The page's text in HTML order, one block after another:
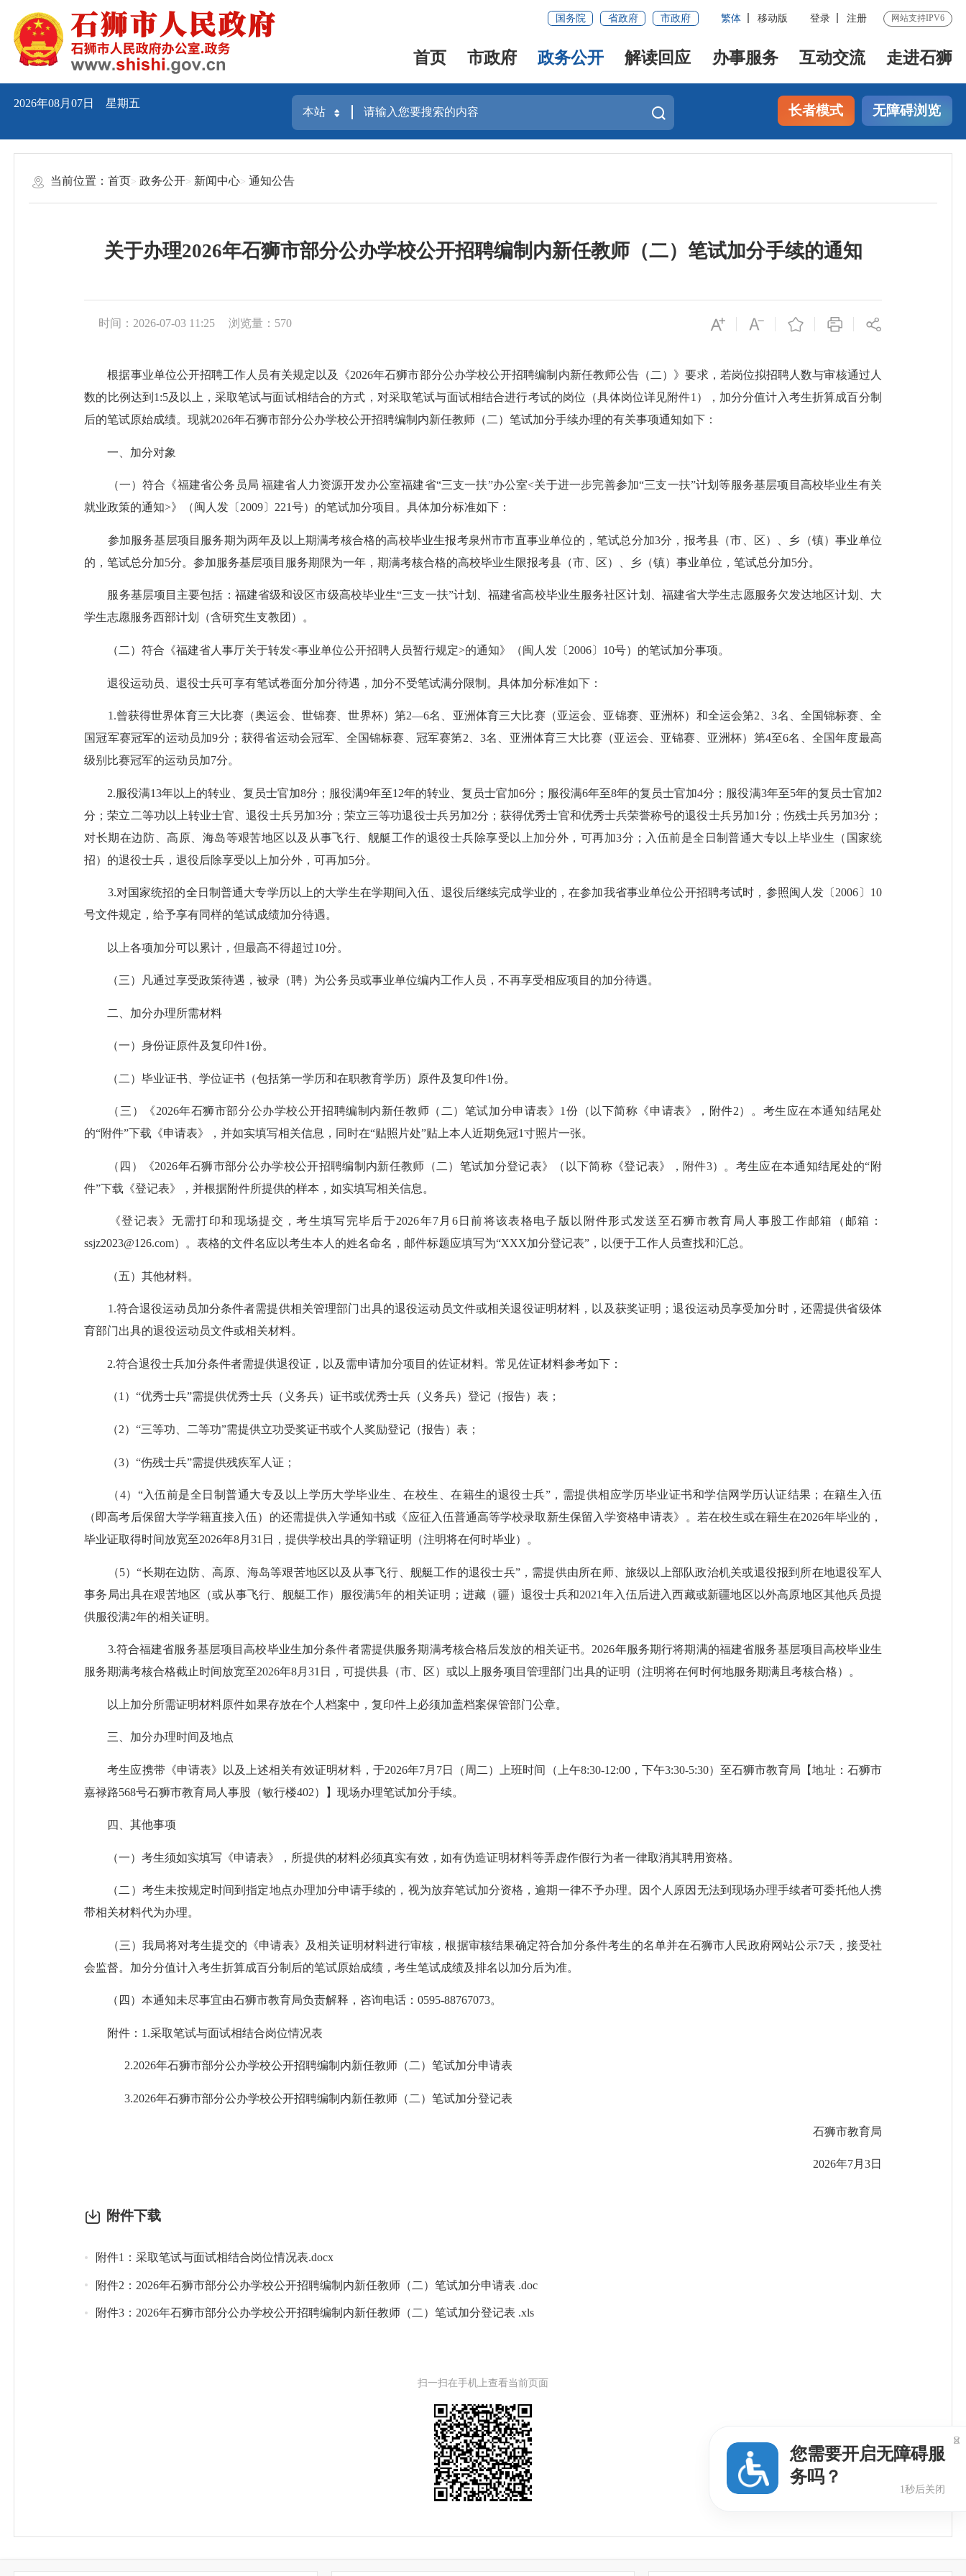
国务院 省政府 市政府 繁体 移动版 登录 注册 网站支持IPV6
首页 市政府 政务公开 解读回应 办事服务 互动交流 走进石狮
2026年08月07日 星期五 长者模式 无障碍浏览
当前位置：首页 政务公开 新闻中心 通知公告
关于办理2026年石狮市部分公办学校公开招聘编制内新任教师（二）笔试加分手续的通知
时间：2026-07-03 11:25 浏览量： 570
根据事业单位公开招聘工作人员有关规定以及《2026年石狮市部分公办学校公开招聘编制内新任教师公告（二）》要求，若岗位拟招聘人数与审核通过人
数的比例达到1:5及以上，采取笔试与面试相结合的方式，对采取笔试与面试相结合进行考试的岗位（具体岗位详见附件1），加分分值计入考生折算成百分制
后的笔试原始成绩。现就2026年石狮市部分公办学校公开招聘编制内新任教师（二）笔试加分手续办理的有关事项通知如下：
一、加分对象
（一）符合《福建省公务员局 福建省人力资源开发办公室福建省“三支一扶”办公室<关于进一步完善参加“三支一扶”计划等服务基层项目高校毕业生有关
就业政策的通知>》（闽人发〔2009〕221号）的笔试加分项目。具体加分标准如下：
参加服务基层项目服务期为两年及以上期满考核合格的高校毕业生报考泉州市市直事业单位的，笔试总分加3分，报考县（市、区）、乡（镇）事业单位
的，笔试总分加5分。参加服务基层项目服务期限为一年，期满考核合格的高校毕业生限报考县（市、区）、乡（镇）事业单位，笔试总分加5分。
服务基层项目主要包括：福建省级和设区市级高校毕业生“三支一扶”计划、福建省高校毕业生服务社区计划、福建省大学生志愿服务欠发达地区计划、大
学生志愿服务西部计划（含研究生支教团）。
（二）符合《福建省人事厅关于转发<事业单位公开招聘人员暂行规定>的通知》（闽人发〔2006〕10号）的笔试加分事项。
退役运动员、退役士兵可享有笔试卷面分加分待遇，加分不受笔试满分限制。具体加分标准如下：
1.曾获得世界体育三大比赛（奥运会、世锦赛、世界杯）第2—6名、亚洲体育三大比赛（亚运会、亚锦赛、亚洲杯）和全运会第2、3名、全国锦标赛、全
国冠军赛冠军的运动员加9分；获得省运动会冠军、全国锦标赛、冠军赛第2、3名、亚洲体育三大比赛（亚运会、亚锦赛、亚洲杯）第4至6名、全国年度最高
级别比赛冠军的运动员加7分。
2.服役满13年以上的转业、复员士官加8分；服役满9年至12年的转业、复员士官加6分；服役满6年至8年的复员士官加4分；服役满3年至5年的复员士官加2
分；荣立二等功以上转业士官、退役士兵另加3分；荣立三等功退役士兵另加2分；获得优秀士官和优秀士兵荣誉称号的退役士兵另加1分；伤残士兵另加3分；
对长期在边防、高原、海岛等艰苦地区以及从事飞行、舰艇工作的退役士兵除享受以上加分外，可再加3分；入伍前是全日制普通大专以上毕业生（国家统
招）的退役士兵，退役后除享受以上加分外，可再加5分。
3.对国家统招的全日制普通大专学历以上的大学生在学期间入伍、退役后继续完成学业的，在参加我省事业单位公开招聘考试时，参照闽人发〔2006〕10
号文件规定，给予享有同样的笔试成绩加分待遇。
以上各项加分可以累计，但最高不得超过10分。
（三）凡通过享受政策待遇，被录（聘）为公务员或事业单位编内工作人员，不再享受相应项目的加分待遇。
二、加分办理所需材料
（一）身份证原件及复印件1份。
（二）毕业证书、学位证书（包括第一学历和在职教育学历）原件及复印件1份。
（三）《2026年石狮市部分公办学校公开招聘编制内新任教师（二）笔试加分申请表》1份（以下简称《申请表》，附件2）。考生应在本通知结尾处
的“附件”下载《申请表》，并如实填写相关信息，同时在“贴照片处”贴上本人近期免冠1寸照片一张。
（四）《2026年石狮市部分公办学校公开招聘编制内新任教师（二）笔试加分登记表》（以下简称《登记表》，附件3）。考生应在本通知结尾处的“附
件”下载《登记表》，并根据附件所提供的样本，如实填写相关信息。
《登记表》无需打印和现场提交，考生填写完毕后于2026年7月6日前将该表格电子版以附件形式发送至石狮市教育局人事股工作邮箱（邮箱：
ssjz2023@126.com）。表格的文件名应以考生本人的姓名命名，邮件标题应填写为“XXX加分登记表”，以便于工作人员查找和汇总。
（五）其他材料。
1.符合退役运动员加分条件者需提供相关管理部门出具的退役运动员文件或相关退役证明材料，以及获奖证明；退役运动员享受加分时，还需提供省级体
育部门出具的退役运动员文件或相关材料。
2.符合退役士兵加分条件者需提供退役证，以及需申请加分项目的佐证材料。常见佐证材料参考如下：
（1）“优秀士兵”需提供优秀士兵（义务兵）证书或优秀士兵（义务兵）登记（报告）表；
（2）“三等功、二等功”需提供立功受奖证书或个人奖励登记（报告）表；
（3）“伤残士兵”需提供残疾军人证；
（4）“入伍前是全日制普通大专及以上学历大学毕业生、在校生、在籍生的退役士兵”，需提供相应学历毕业证书和学信网学历认证结果；在籍生入伍
（即高考后保留大学学籍直接入伍）的还需提供入学通知书或《应征入伍普通高等学校录取新生保留入学资格申请表》。若在校生或在籍生在2026年毕业的，
毕业证取得时间放宽至2026年8月31日，提供学校出具的学籍证明（注明将在何时毕业）。
（5）“长期在边防、高原、海岛等艰苦地区以及从事飞行、舰艇工作的退役士兵”，需提供由所在师、旅级以上部队政治机关或退役报到所在地退役军人
事务局出具在艰苦地区（或从事飞行、舰艇工作）服役满5年的相关证明；进藏（疆）退役士兵和2021年入伍后进入西藏或新疆地区以外高原地区其他兵员提
供服役满2年的相关证明。
3.符合福建省服务基层项目高校毕业生加分条件者需提供服务期满考核合格后发放的相关证书。2026年服务期行将期满的福建省服务基层项目高校毕业生
服务期满考核合格截止时间放宽至2026年8月31日，可提供县（市、区）或以上服务项目管理部门出具的证明（注明将在何时何地服务期满且考核合格）。
以上加分所需证明材料原件如果存放在个人档案中，复印件上必须加盖档案保管部门公章。
三、加分办理时间及地点
考生应携带《申请表》以及上述相关有效证明材料，于2026年7月7日（周二）上班时间（上午8:30-12:00，下午3:30-5:30）至石狮市教育局【地址：石狮市
嘉禄路568号石狮市教育局人事股（敏行楼402）】现场办理笔试加分手续。
四、其他事项
（一）考生须如实填写《申请表》，所提供的材料必须真实有效，如有伪造证明材料等弄虚作假行为者一律取消其聘用资格。
（二）考生未按规定时间到指定地点办理加分申请手续的，视为放弃笔试加分资格，逾期一律不予办理。因个人原因无法到现场办理手续者可委托他人携
带相关材料代为办理。
（三）我局将对考生提交的《申请表》及相关证明材料进行审核，根据审核结果确定符合加分条件考生的名单并在石狮市人民政府网站公示7天，接受社
会监督。加分分值计入考生折算成百分制后的笔试原始成绩，考生笔试成绩及排名以加分后为准。
（四）本通知未尽事宜由石狮市教育局负责解释，咨询电话：0595-88767073。
附件：1.采取笔试与面试相结合岗位情况表
2.2026年石狮市部分公办学校公开招聘编制内新任教师（二）笔试加分申请表
3.2026年石狮市部分公办学校公开招聘编制内新任教师（二）笔试加分登记表
石狮市教育局
2026年7月3日
附件下载
附件1：采取笔试与面试相结合岗位情况表.docx
附件2：2026年石狮市部分公办学校公开招聘编制内新任教师（二）笔试加分申请表 .doc
附件3：2026年石狮市部分公办学校公开招聘编制内新任教师（二）笔试加分登记表 .xls
扫一扫在手机上查看当前页面